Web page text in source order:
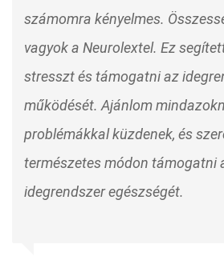
számomra kényelmes.
vagyok a Neurolextel. Ez
stresszt és támogatni az
működését. Ajánlom
problémákkal küzdenek, és
természetes módon támogatni
idegrendszer egészségét.